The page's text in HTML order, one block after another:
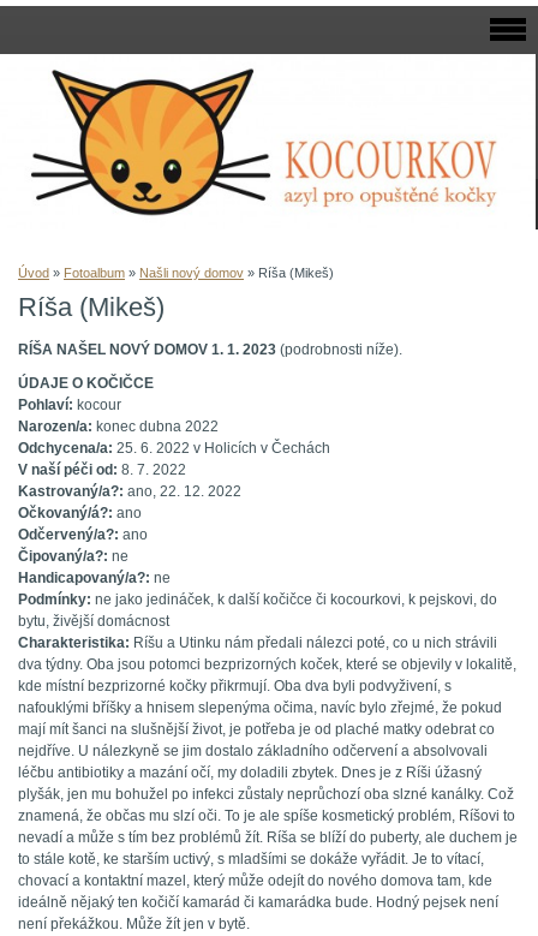
Úvod » Fotoalbum » Našli nový domov » Ríša (Mikeš)
Ríša (Mikeš)
RÍŠA NAŠEL NOVÝ DOMOV 1. 1. 2023 (podrobnosti níže).
ÚDAJE O KOČIČCE
Pohlaví: kocour
Narozen/a: konec dubna 2022
Odchycena/a: 25. 6. 2022 v Holicích v Čechách
V naší péči od: 8. 7. 2022
Kastrovaný/a?: ano, 22. 12. 2022
Očkovaný/á?: ano
Odčervený/a?: ano
Čipovaný/a?: ne
Handicapovaný/a?: ne
Podmínky: ne jako jedináček, k další kočičce či kocourkovi, k pejskovi, do
bytu, živější domácnost
Charakteristika: Ríšu a Utinku nám předali nálezci poté, co u nich strávili
dva týdny. Oba jsou potomci bezprizorných koček, které se objevily v lokalitě,
kde místní bezprizorné kočky přikrmují. Oba dva byli podvyživení, s
nafouklými bříšky a hnisem slepenýma očima, navíc bylo zřejmé, že pokud
mají mít šanci na slušnější život, je potřeba je od plaché matky odebrat co
nejdříve. U nálezkyně se jim dostalo základního odčervení a absolvovali
léčbu antibiotiky a mazání očí, my doladili zbytek. Dnes je z Ríši úžasný
plyšák, jen mu bohužel po infekci zůstaly neprůchozí oba slzné kanálky. Což
znamená, že občas mu slzí oči. To je ale spíše kosmetický problém, Ríšovi to
nevadí a může s tím bez problémů žít. Ríša se blíží do puberty, ale duchem je
to stále kotě, ke starším uctivý, s mladšími se dokáže vyřádit. Je to vítací,
chovací a kontaktní mazel, který může odejít do nového domova tam, kde
ideálně nějaký ten kočičí kamarád či kamarádka bude. Hodný pejsek není
není překážkou. Může žít jen v bytě.